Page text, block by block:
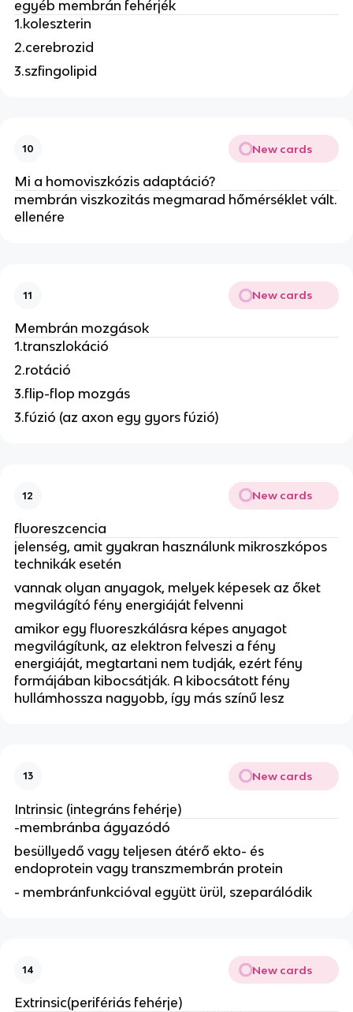
egyéb membrán fehérjék
1.koleszterin
2.cerebrozid
3.szfingolipid
10 New cards
Mi a homoviszkózis adaptáció?
membrán viszkozitás megmarad hőmérséklet vált.
ellenére
11 New cards
Membrán mozgások
1.transzlokáció
2.rotáció
3.flip-flop mozgás
3.fúzió (az axon egy gyors fúzió)
12 New cards
fluoreszcencia
jelenség, amit gyakran használunk mikroszkópos
technikák esetén
vannak olyan anyagok, melyek képesek az őket
megvilágító fény energiáját felvenni
amikor egy fluoreszkálásra képes anyagot
megvilágítunk, az elektron felveszi a fény
energiáját, megtartani nem tudják, ezért fény
formájában kibocsátják. A kibocsátott fény
hullámhossza nagyobb, így más színű lesz
13 New cards
Intrinsic (integráns fehérje)
-membránba ágyazódó
besüllyedő vagy teljesen átérő ekto- és
endoprotein vagy transzmembrán protein
- membránfunkcióval együtt ürül, szeparálódik
14 New cards
Extrinsic(perifériás fehérje)